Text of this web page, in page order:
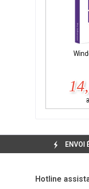
ENVOI
Hotline